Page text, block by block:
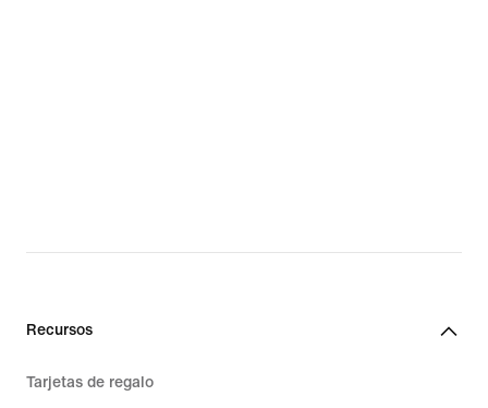
Recursos
Tarjetas de regalo